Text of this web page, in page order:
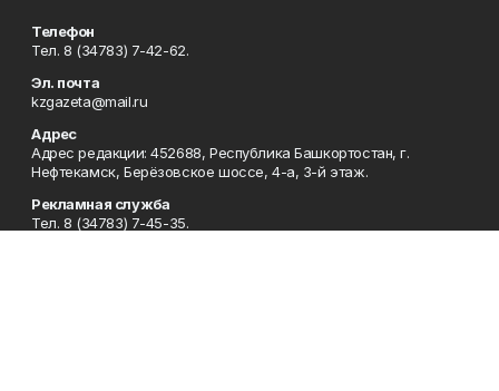
Телефон
Тел. 8 (34783) 7-42-62.
Эл. почта
kzgazeta@mail.ru
Адрес
Адрес редакции: 452688, Республика Башкортостан, г.
Нефтекамск, Берёзовское шоссе, 4-а, 3-й этаж.
Рекламная служба
Тел. 8 (34783) 7-45-35.